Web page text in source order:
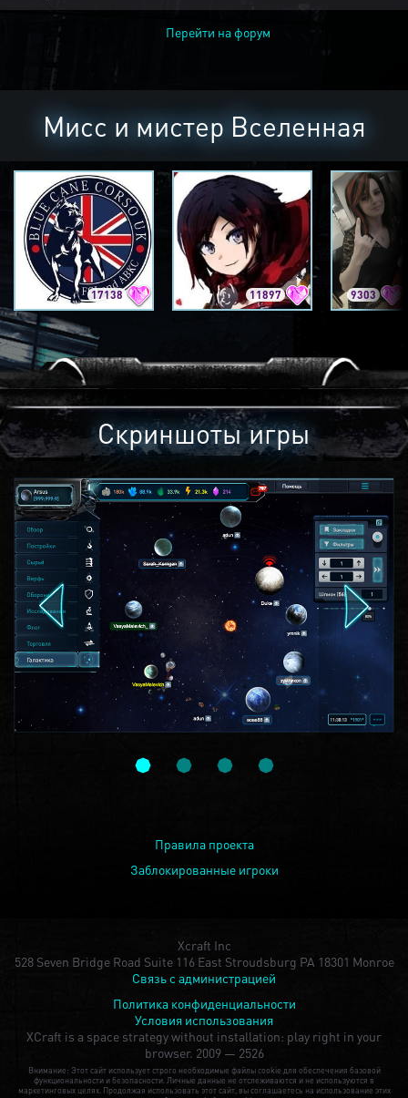
Перейти на форум
Мисс и мистер Вселенная
17138 11897 9303
Скриншоты игры
Правила проекта
Заблокированные игроки
Xcraft Inc
528 Seven Bridge Road Suite 116 East Stroudsburg PA 18301 Monroe
Связь с администрацией
Политика конфиденциальности
Условия использования
XCraft is a space strategy without installation: play right in your
browser. 2009 — 2526
Внимание: Этот сайт использует строго необходимые файлы cookie для обеспечения базовой
функциональности и безопасности. Личные данные не отслеживаются и не используются в
маркетинговых целях. Продолжая использовать этот сайт, вы соглашаетесь на использование этих